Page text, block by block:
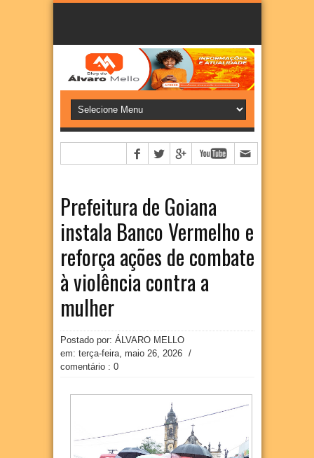
Prefeitura de Goiana
instala Banco Vermelho e
reforça ações de combate
à violência contra a
mulher
Postado por: ÁLVARO MELLO
em: terça-feira, maio 26, 2026
/
comentário : 0